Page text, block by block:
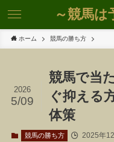
～競馬は
ホーム 競馬の勝ち方
競馬で当
ぐ抑える
体策
2026
5/09
競馬の勝ち方 2025年